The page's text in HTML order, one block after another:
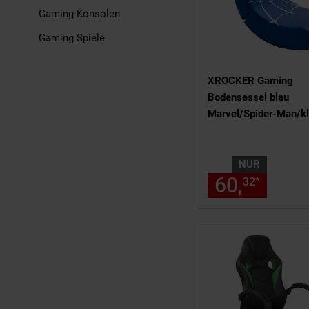
Gaming Konsolen
Gaming Spiele
XROCKER Gaming
Bodensessel blau
Marvel/Spider-Man/
NUR
60,32*